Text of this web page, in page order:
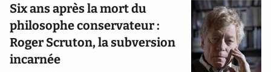
Six ans après la mort du
philosophe conservateur :
Roger Scruton, la subversion
incarnée